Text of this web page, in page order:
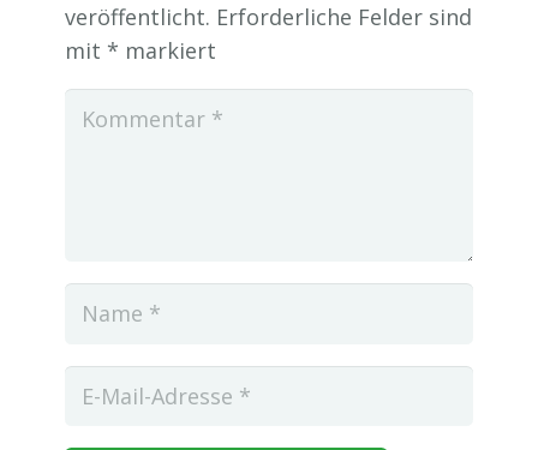
veröffentlicht. Erforderliche Felder sind
mit * markiert